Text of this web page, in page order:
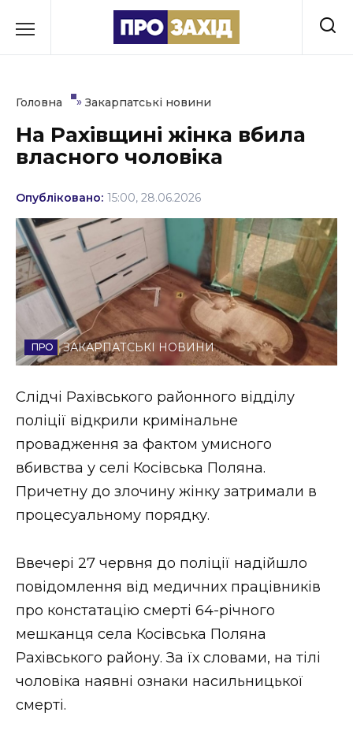
до
Культура
Освіта
Події
Політика
Соціум
Спорт
Стиль життя
Втрачений Ужгород
Втрачений Ужгород (відеоверсія)
ЗАКАРПАТСЬКІ НОВИНИ
НОВИНИ ЗАХІДНОЇ УКРАЇНИ
ФОТО
ВІДЕО
Головна » Закарпатські новини
На Рахівщині жінка вбила
власного чоловіка
Опубліковано: 15:00, 28.06.2026
ЗАКАРПАТСЬКІ НОВИНИ
Слідчі Рахівського районного відділу
поліції відкрили кримінальне
провадження за фактом умисного
вбивства у селі Косівська Поляна.
Причетну до злочину жінку затримали в
процесуальному порядку.
Ввечері 27 червня до поліції надійшло
повідомлення від медичних працівників
про констатацію смерті 64-річного
мешканця села Косівська Поляна
Рахівського району. За їх словами, на тілі
чоловіка наявні ознаки насильницької
смерті.